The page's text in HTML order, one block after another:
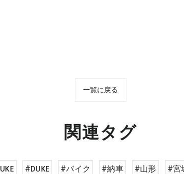
一覧に戻る
関連タグ
#DUKE #バイク #納車 #山形 #宮